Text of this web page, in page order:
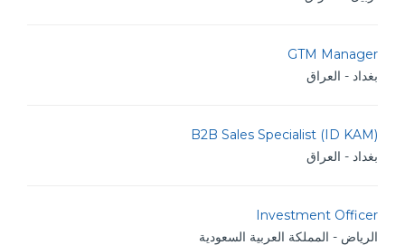
GTM Manager
بغداد - العراق
B2B Sales Specialist (ID KAM)
بغداد - العراق
Investment Officer
الرياض - المملكة العربية السعودية